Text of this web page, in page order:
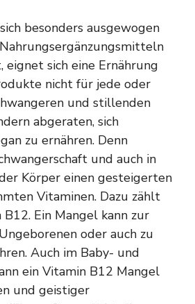
besonders ausgewogen
sich eine Ernährung
nicht für jede oder
und stillenden
abgeraten, sich
zu ernähren. Denn
und auch in
Körper einen gesteigerten
Vitaminen. Dazu zählt
Ein Mangel kann zur
oder auch zu
Auch im Baby- und
ein Vitamin B12 Mangel
und geistiger